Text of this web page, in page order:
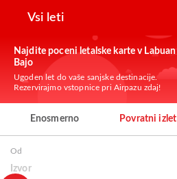
Vsi leti
Najdite poceni letalske karte v Labuan
Bajo
Ugoden let do vaše sanjske destinacije.
Rezervirajmo vstopnice pri Airpazu zdaj!
Enosmerno Povratni izlet
Od
Izvor